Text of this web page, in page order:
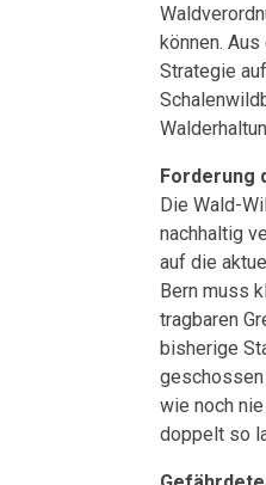
können.
Strategie
Forderung
Die Wald-
nachhaltig
auf die
Bern muss
tragbaren
bisherige
wie noch
doppelt so